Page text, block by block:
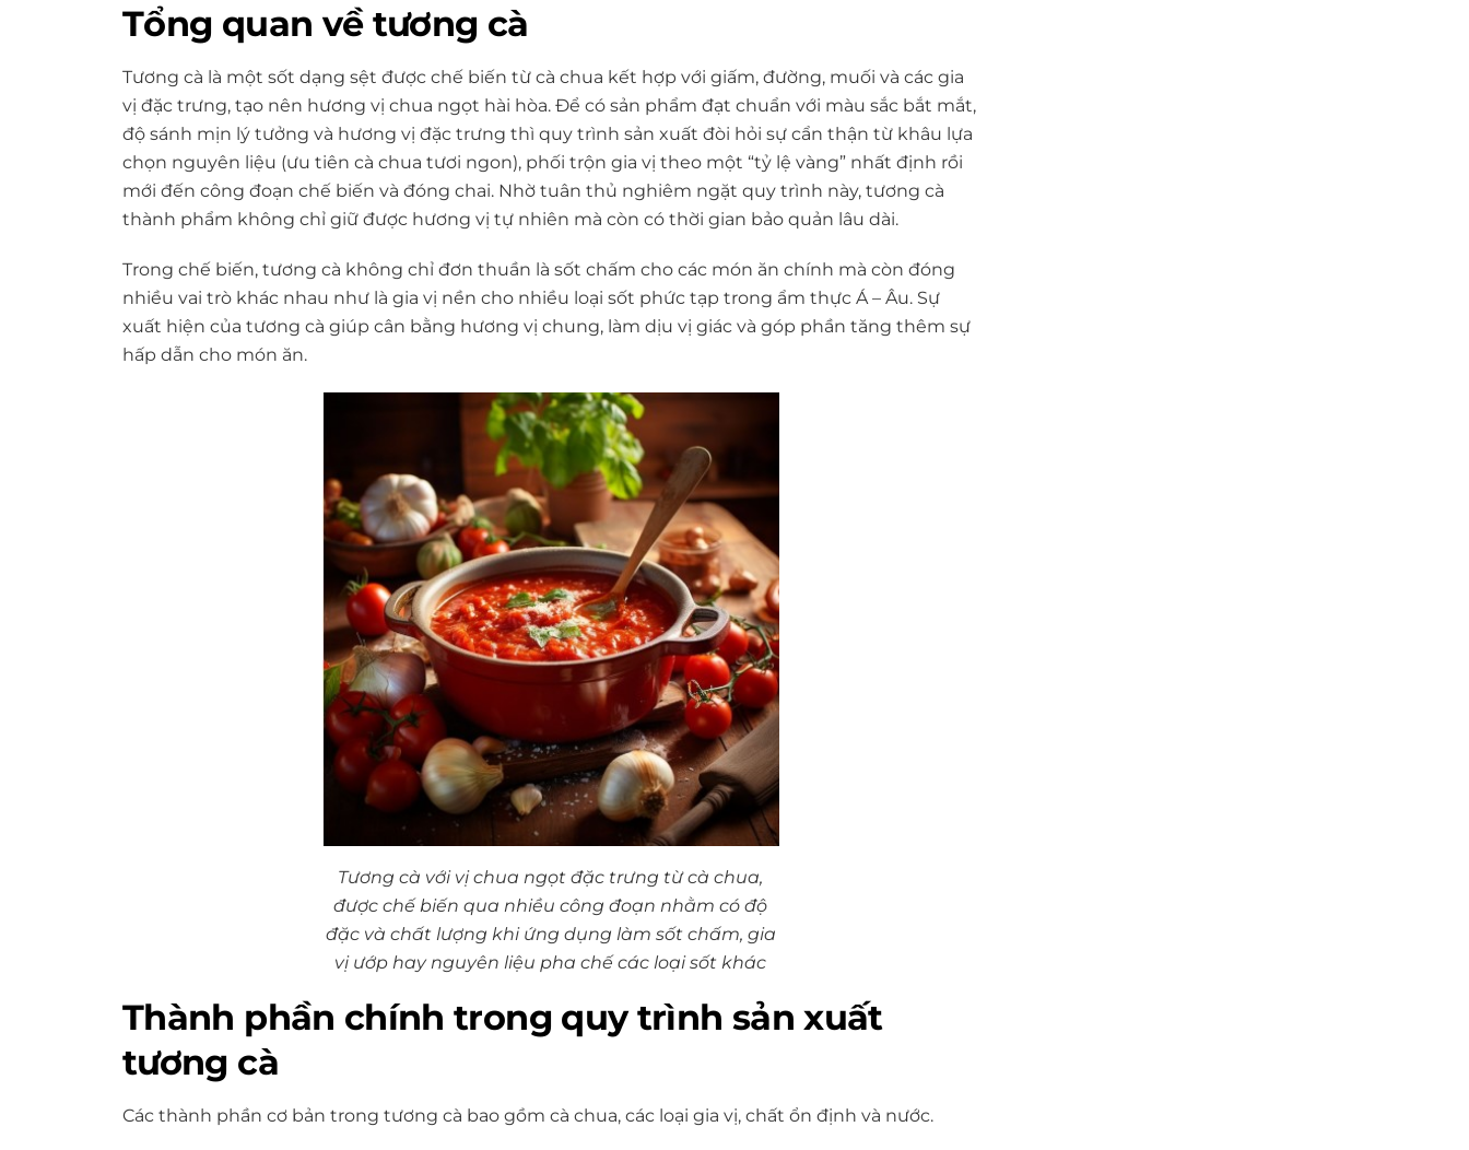
Tổng quan về tương cà
Tương cà là một sốt dạng sệt được chế biến từ cà chua kết hợp với giấm, đường, muối và các gia
vị đặc trưng, tạo nên hương vị chua ngọt hài hòa. Để có sản phẩm đạt chuẩn với màu sắc bắt mắt,
độ sánh mịn lý tưởng và hương vị đặc trưng thì quy trình sản xuất đòi hỏi sự cẩn thận từ khâu lựa
chọn nguyên liệu (ưu tiên cà chua tươi ngon), phối trộn gia vị theo một “tỷ lệ vàng” nhất định rồi
mới đến công đoạn chế biến và đóng chai. Nhờ tuân thủ nghiêm ngặt quy trình này, tương cà
thành phẩm không chỉ giữ được hương vị tự nhiên mà còn có thời gian bảo quản lâu dài.
Trong chế biến, tương cà không chỉ đơn thuần là sốt chấm cho các món ăn chính mà còn đóng
nhiều vai trò khác nhau như là gia vị nền cho nhiều loại sốt phức tạp trong ẩm thực Á – Âu. Sự
xuất hiện của tương cà giúp cân bằng hương vị chung, làm dịu vị giác và góp phần tăng thêm sự
hấp dẫn cho món ăn.
Tương cà với vị chua ngọt đặc trưng từ cà chua,
được chế biến qua nhiều công đoạn nhằm có độ
đặc và chất lượng khi ứng dụng làm sốt chấm, gia
vị ướp hay nguyên liệu pha chế các loại sốt khác
Thành phần chính trong quy trình sản xuất
tương cà
Các thành phần cơ bản trong tương cà bao gồm cà chua, các loại gia vị, chất ổn định và nước.